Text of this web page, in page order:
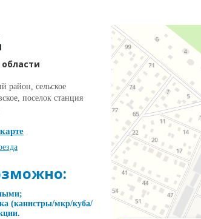
район, сельское
поселок станция
(канистры/мкр/куба/